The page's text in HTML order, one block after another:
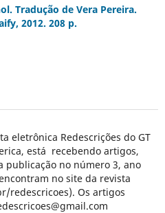
Tradução de Vera Pereira.
2012. 208 p.
eletrônica Redescrições do GT
está recebendo artigos,
publicação no número 3, ano
no site da revista
redescricoes). Os artigos